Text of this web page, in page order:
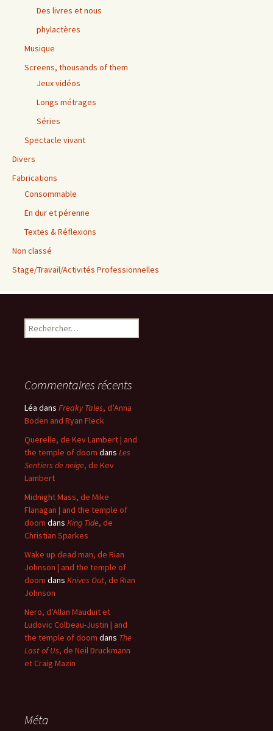
Des livres et nous
phylactères
Musique
Screens, thousands of them
Jeux vidéos
Longs métrages
Séries
Spectacle vivant
Divers
Fabrications
Consommable
En dur et pérenne
Textes & Réflexions
Non classé
Stage/Travail/Activités Professionnelles
Rechercher :
Commentaires récents
Léa dans Freaky Tales, d’Anna
Boden and Ryan Fleck
Querelle, de Kev Lambert | and
the temple of doom dans Les
Sentiers de neige, de Kev
Lambert
Midnight Mass, de Mike
Flanagan | and the temple of
doom dans King Tide, de
Christian Sparkes
Wake up dead man, de Rian
Johnson | and the temple of
doom dans Knives Out, de Rian
Johnson
Nero, d’Allan Mauduit et
Ludovic Colbeau-Justin | and
the temple of doom dans The
Last of Us, de Neil Druckmann
et Craig Mazin
Méta